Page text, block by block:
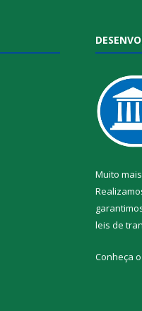
Muito
leis de
Conheça o